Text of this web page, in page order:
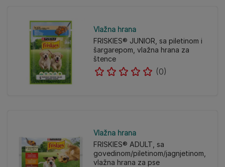
Vlažna hrana
FRISKIES® JUNIOR, sa piletinom i
šargarepom, vlažna hrana za
štence
(0)
Vlažna hrana
FRISKIES® ADULT, sa
govedinom/piletinom/jagnjetinom,
vlažna hrana za pse